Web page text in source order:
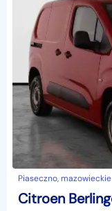
Piaseczno, mazowieckie